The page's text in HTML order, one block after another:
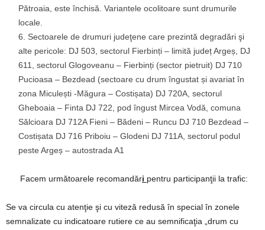
Pătroaia, este închisă. Variantele ocolitoare sunt drumurile
locale.
Sectoarele de drumuri judeţene care prezintă degradări şi
alte pericole: DJ 503, sectorul Fierbinți – limită județ Argeș, DJ
611, sectorul Glogoveanu – Fierbinți (sector pietruit) DJ 710
Pucioasa – Bezdead (sectoare cu drum îngustat și avariat în
zona Miculești -Măgura – Costișata) DJ 720A, sectorul
Gheboaia – Finta DJ 722, pod îngust Mircea Vodă, comuna
Sălcioara DJ 712A Fieni – Bădeni – Runcu DJ 710 Bezdead –
Costișata DJ 716 Priboiu – Glodeni DJ 711A, sectorul podul
peste Argeș – autostrada A1
Facem următoarele recomandări pentru participanţii la trafic:
Se va circula cu atenţie şi cu viteză redusă în special în zonele
semnalizate cu indicatoare rutiere ce au semnificaţia „drum cu